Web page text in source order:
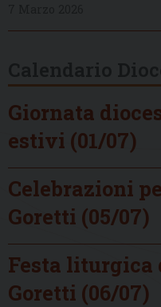
Giornata
estivi (01/07)
Celebrazioni
Goretti (05/07)
Festa liturgica
Goretti (06/07)